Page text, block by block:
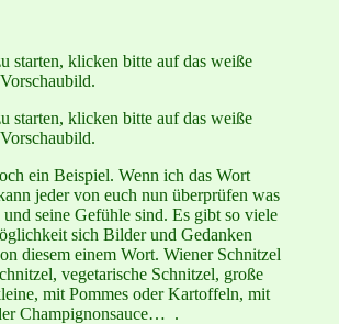
starten, klicken bitte auf das weiße
starten, klicken bitte auf das weiße
ein Beispiel. Wenn ich das Wort
jeder von euch nun überprüfen was
und seine Gefühle sind. Es gibt so viele
sich Bilder und Gedanken
diesem einem Wort. Wiener Schnitzel
vegetarische Schnitzel, große
mit Pommes oder Kartoffeln, mit
Champignonsauce… .